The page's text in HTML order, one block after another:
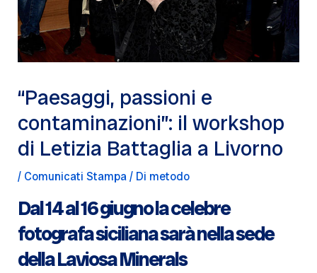
“Paesaggi, passioni e
contaminazioni”: il workshop
di Letizia Battaglia a Livorno
/ Comunicati Stampa/ Di metodo
Dal 14 al 16 giugno la celebre
fotografa siciliana sarà nella sede
della Laviosa Minerals